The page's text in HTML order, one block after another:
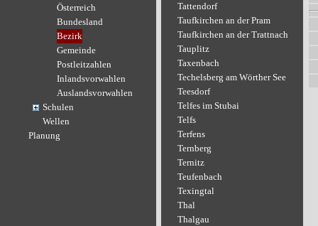
Österreich
Bundesland
Bezirk
Gemeinde
Postleitzahlen
Inlandsvorwahlen
Auslandsvorwahlen
Schulen
Wellen
Planung
Tattendorf
Taufkirchen an der Pram
Taufkirchen an der Trattnach
Tauplitz
Taxenbach
Techelsberg am Wörther See
Teesdorf
Telfes im Stubai
Telfs
Terfens
Ternberg
Ternitz
Teufenbach
Texingtal
Thal
Thalgau